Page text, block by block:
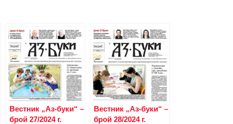
Вестник „Аз-буки“ –
брой 27/2024 г.
Вестник „Аз-буки“ –
брой 28/2024 г.